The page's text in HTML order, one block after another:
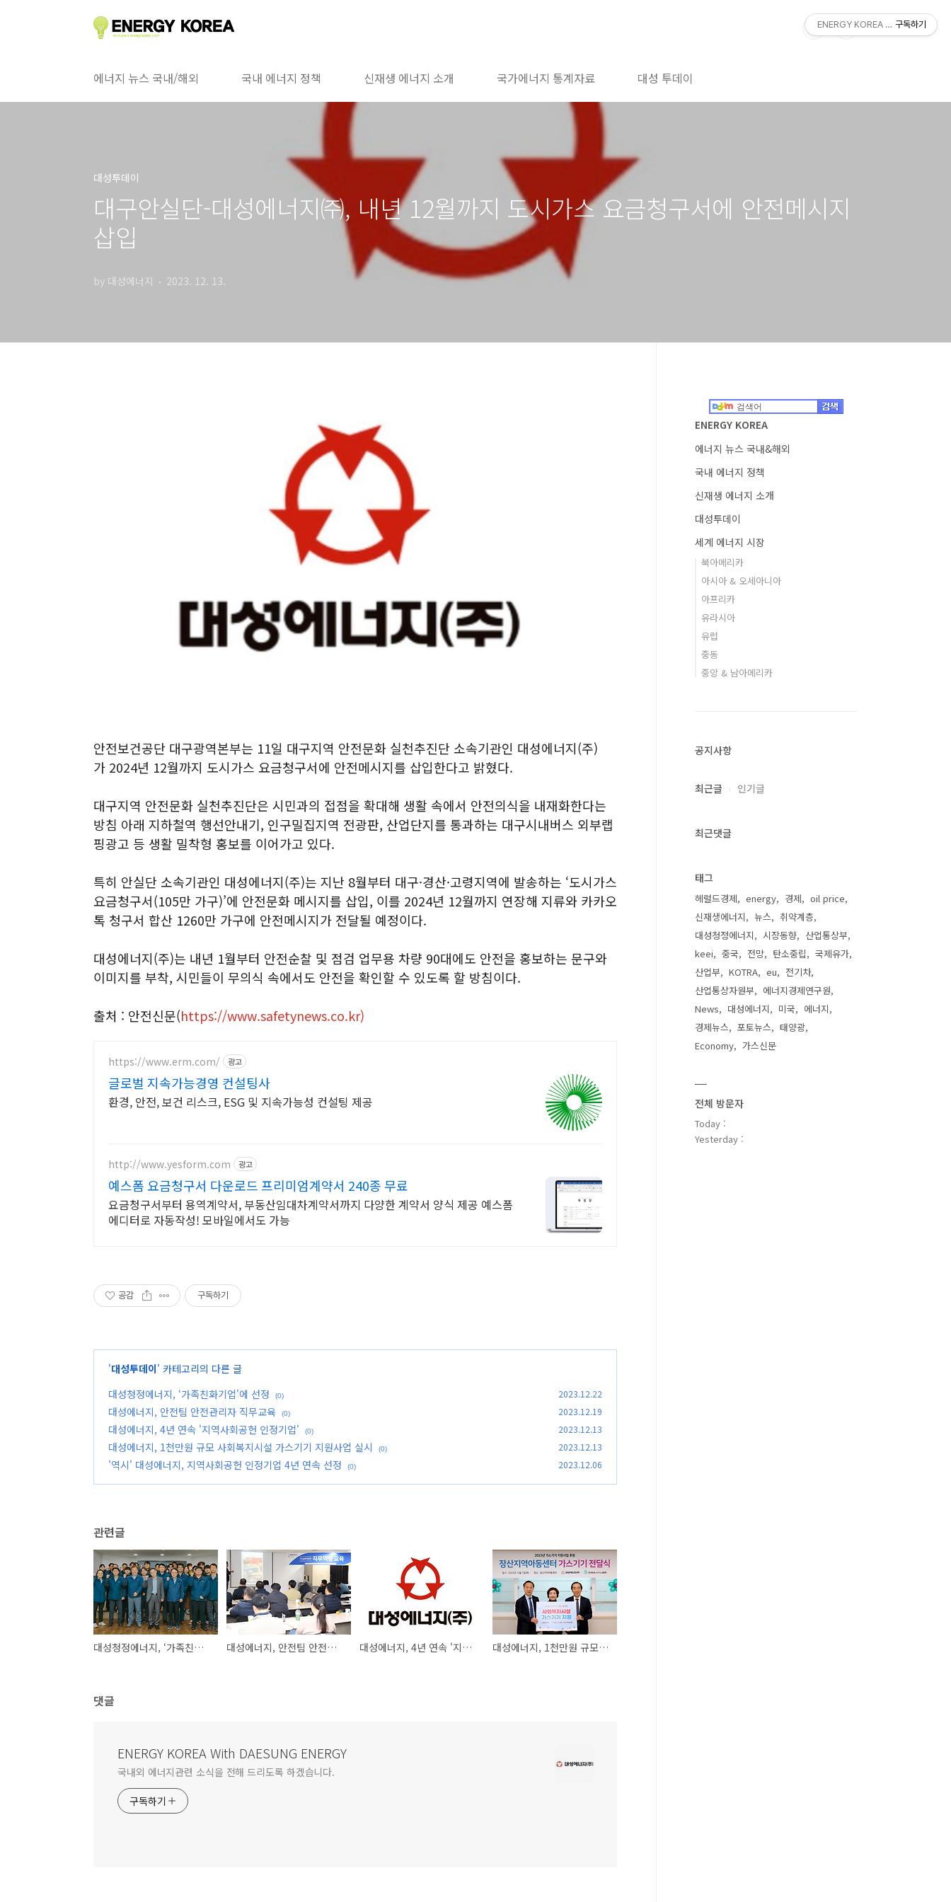
에너지 뉴스 국내/해외 국내 에너지 정책 신재생 에너지 소개 국가에너지 통계자료 대성 투데이
대성투데이
대구안실단-대성에너지㈜, 내년 12월까지 도시가스 요금청구서에 안전메시지
삽입
by 대성에너지 2023. 12. 13.
안전보건공단 대구광역본부는 11일 대구지역 안전문화 실천추진단 소속기관인 대성에너지(주)
가 2024년 12월까지 도시가스 요금청구서에 안전메시지를 삽입한다고 밝혔다.
대구지역 안전문화 실천추진단은 시민과의 접점을 확대해 생활 속에서 안전의식을 내재화한다는
방침 아래 지하철역 행선안내기, 인구밀집지역 전광판, 산업단지를 통과하는 대구시내버스 외부랩
핑광고 등 생활 밀착형 홍보를 이어가고 있다.
특히 안실단 소속기관인 대성에너지(주)는 지난 8월부터 대구·경산·고령지역에 발송하는 ‘도시가스
요금청구서(105만 가구)’에 안전문화 메시지를 삽입, 이를 2024년 12월까지 연장해 지류와 카카오
톡 청구서 합산 1260만 가구에 안전메시지가 전달될 예정이다.
대성에너지(주)는 내년 1월부터 안전순찰 및 점검 업무용 차량 90대에도 안전을 홍보하는 문구와
이미지를 부착, 시민들이 무의식 속에서도 안전을 확인할 수 있도록 할 방침이다.
출처 : 안전신문(https://www.safetynews.co.kr)
https://www.erm.com/ 광고
글로벌 지속가능경영 컨설팅사
환경, 안전, 보건 리스크, ESG 및 지속가능성 컨설팅 제공
http://www.yesform.com 광고
예스폼 요금청구서 다운로드 프리미엄계약서 240종 무료
요금청구서부터 용역계약서, 부동산임대차계약서까지 다양한 계약서 양식 제공 예스폼
에디터로 자동작성! 모바일에서도 가능
공감 구독하기
'대성투데이' 카테고리의 다른 글
대성청정에너지, ‘가족친화기업'에 선정
(0) 2023.12.22
대성에너지, 안전팀 안전관리자 직무교육 (0) 2023.12.19
대성에너지, 4년 연속 '지역사회공헌 인정기업' (0) 2023.12.13
대성에너지, 1천만원 규모 사회복지시설 가스기기 지원사업 실시 (0) 2023.12.13
'역시' 대성에너지, 지역사회공헌 인정기업 4년 연속 선정 (0) 2023.12.06
관련글
대성청정에너지, ‘가족친화기업'에 선정 대성에너지, 안전팀 안전관리자 직무교육 대성에너지, 4년 연속 '지역사회공헌 인정기업' 대성에너지, 1천만원 규모 사회복지시설 가스기기 지원사업 실시
댓글
ENERGY KOREA With DAESUNG ENERGY
국내외 에너지관련 소식을 전해 드리도록 하겠습니다.
구독하기
ENERGY KOREA
에너지 뉴스 국내&해외
국내 에너지 정책
신재생 에너지 소개
대성투데이
세계 에너지 시장
북아메리카
아시아 & 오세아니아
아프리카
유라시아
유럽
중동
중앙 & 남아메리카
공지사항
최근글 인기글
최근댓글
태그
헤럴드경제 energy 경제
oil price
신재생에너지
뉴스
취약계층
대성청정에너지
시장동향
산업통상부
keei
중국 전망 탄소중립
국제유가
산업부
KOTRA eu
전기차
산업통상자원부
에너지경제연구원
News
대성에너지 미국
에너지
경제뉴스
포토뉴스
태양광
Economy
가스신문
전체 방문자
Today :
Yesterday :
ENERGY KOREA With DAESUNG
구독하기